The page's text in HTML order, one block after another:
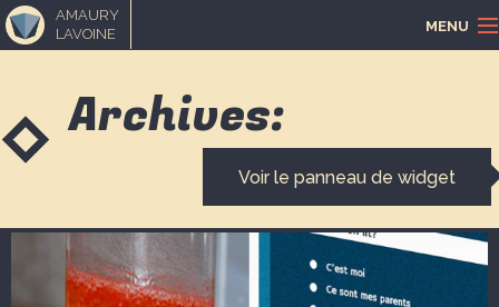
AMAURY
LAVOINE
MENU
PORTFOLIO
BLOGUE
Archives:
Voir le panneau de widget